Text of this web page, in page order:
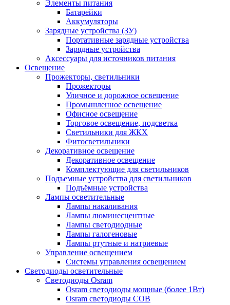
Элементы питания
Батарейки
Аккумуляторы
Зарядные устройства (ЗУ)
Портативные зарядные устройства
Зарядные устройства
Аксессуары для источников питания
Освещение
Прожекторы, светильники
Прожекторы
Уличное и дорожное освещение
Промышленное освещение
Офисное освещение
Торговое освещение, подсветка
Светильники для ЖКХ
Фитосветильники
Декоративное освещение
Декоративное освещение
Комплектующие для светильников
Подъемные устройства для светильников
Подъёмные устройства
Лампы осветительные
Лампы накаливания
Лампы люминесцентные
Лампы светодиодные
Лампы галогеновые
Лампы ртутные и натриевые
Управление освещением
Системы управления освещением
Светодиоды осветительные
Светодиоды Osram
Osram светодиоды мощные (более 1Вт)
Osram светодиоды COB